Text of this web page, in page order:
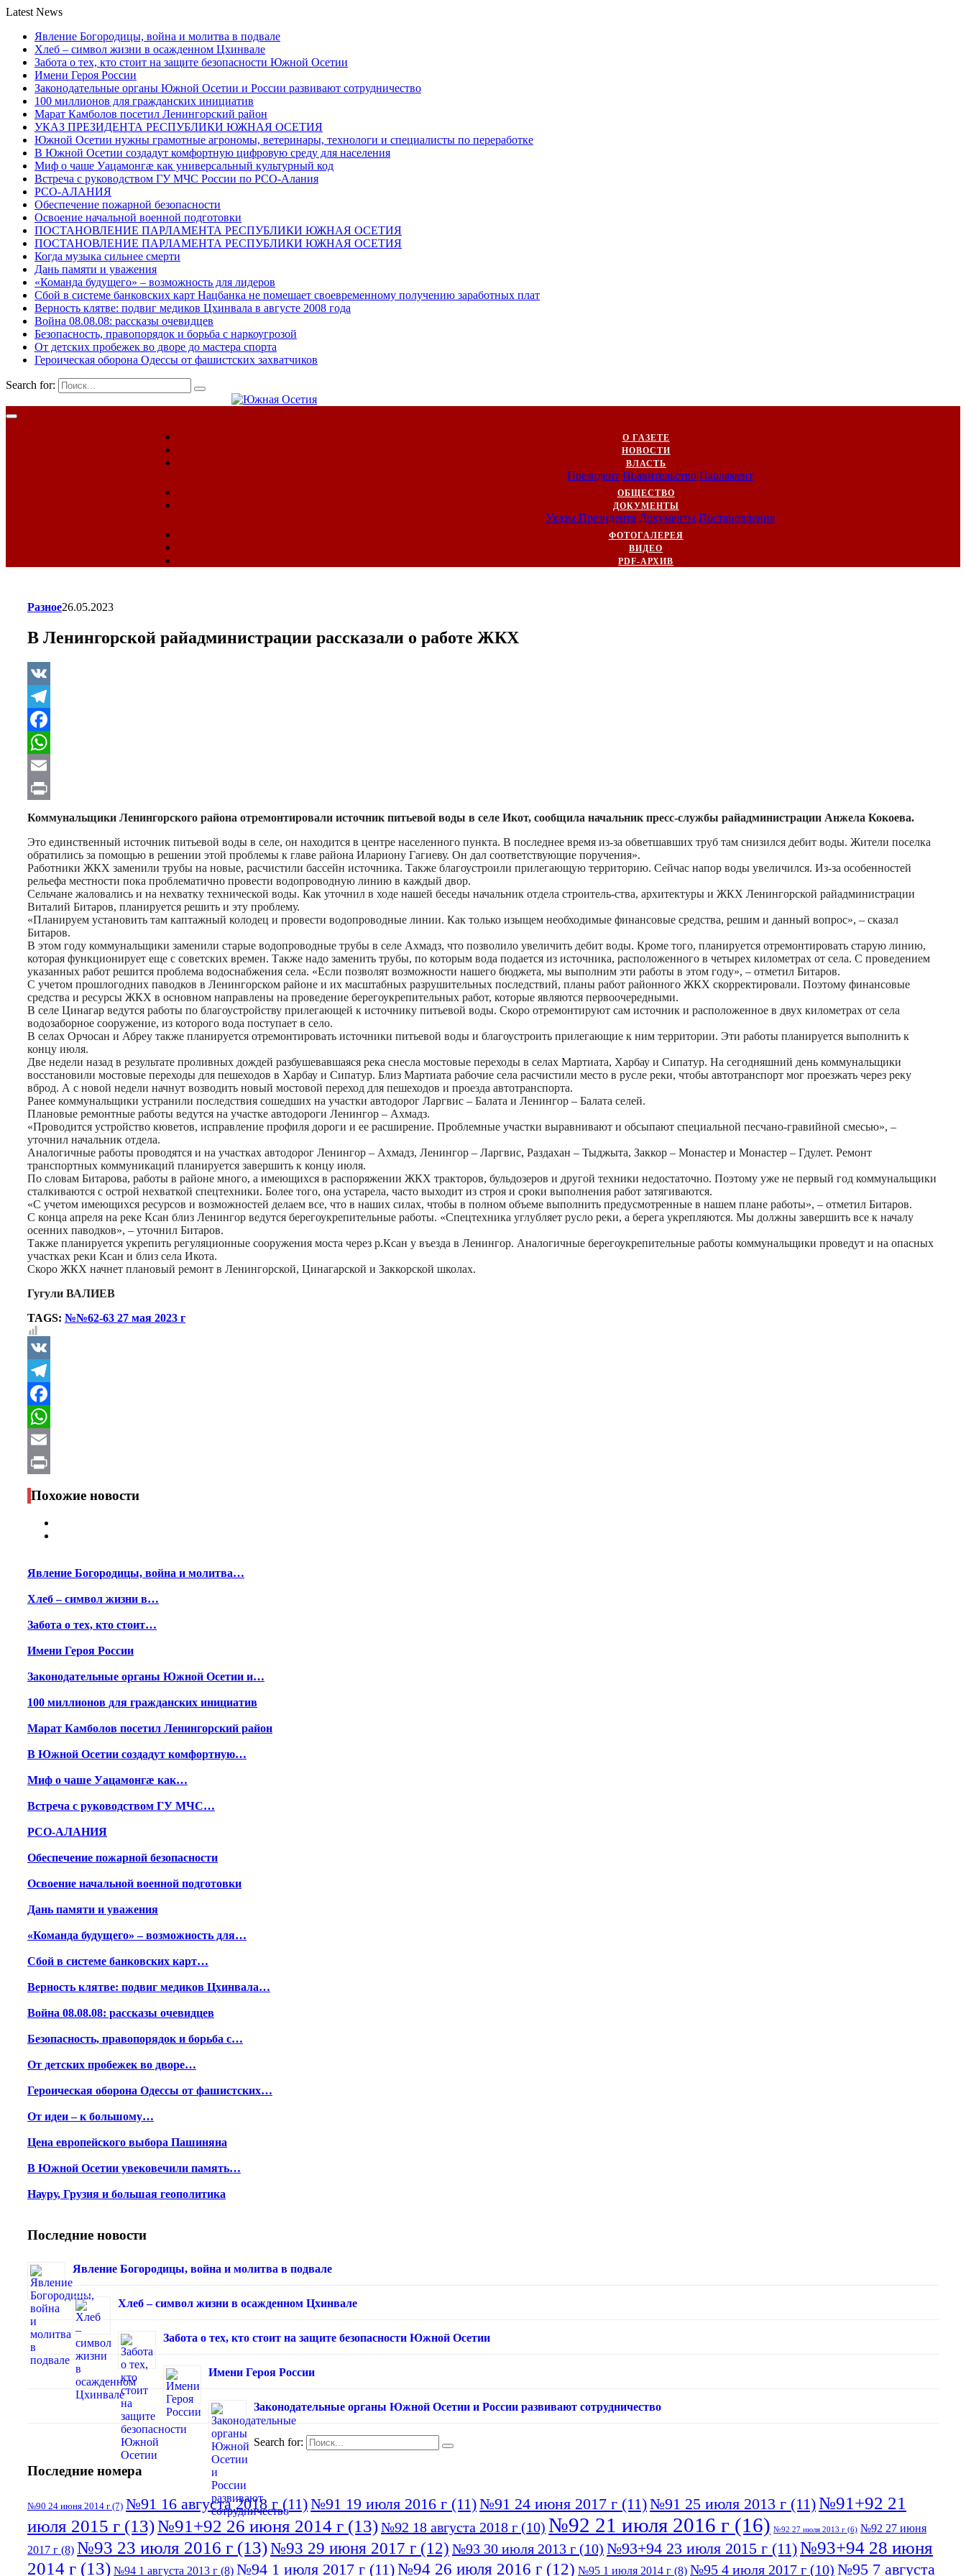
Latest News
Явление Богородицы, война и молитва в подвале
Хлеб – символ жизни в осажденном Цхинвале
Забота о тех, кто стоит на защите безопасности Южной Осетии
Имени Героя России
Законодательные органы Южной Осетии и России развивают сотрудничество
100 миллионов для гражданских инициатив
Марат Камболов посетил Ленингорский район
УКАЗ ПРЕЗИДЕНТА РЕСПУБЛИКИ ЮЖНАЯ ОСЕТИЯ
Южной Осетии нужны грамотные агрономы, ветеринары, технологи и специалисты по переработке
В Южной Осетии создадут комфортную цифровую среду для населения
Миф о чаше Уацамонгæ как универсальный культурный код
Встреча с руководством ГУ МЧС России по РСО-Алания
РСО-АЛАНИЯ
Обеспечение пожарной безопасности
Освоение начальной военной подготовки
ПОСТАНОВЛЕНИЕ ПАРЛАМЕНТА РЕСПУБЛИКИ ЮЖНАЯ ОСЕТИЯ
ПОСТАНОВЛЕНИЕ ПАРЛАМЕНТА РЕСПУБЛИКИ ЮЖНАЯ ОСЕТИЯ
Когда музыка сильнее смерти
Дань памяти и уважения
«Команда будущего» – возможность для лидеров
Сбой в системе банковских карт Нацбанка не помешает своевременному получению заработных плат
Верность клятве: подвиг медиков Цхинвала в августе 2008 года
Война 08.08.08: рассказы очевидцев
Безопасность, правопорядок и борьба с наркоугрозой
От детских пробежек во дворе до мастера спорта
Героическая оборона Одессы от фашистских захватчиков
Search for:
О ГАЗЕТЕ
НОВОСТИ
ВЛАСТЬ
Президент Правительство Парламент
ОБЩЕСТВО
ДОКУМЕНТЫ
Указы Президента Документы Постановления
ФОТОГАЛЕРЕЯ
ВИДЕО
PDF-АРХИВ
Разное26.05.2023
В Ленингорской райадминистрации рассказали о работе ЖКХ
VK
Telegram
Facebook
WhatsApp
Email
Print
Коммунальщики Ленингорского района отремонтировали источник питьевой воды в селе Икот, сообщила начальник пресс-службы райадминистрации Анжела Кокоева.
Это единственный источник питьевой воды в селе, он находится в центре населенного пункта. В последнее время из-за обветшавших труб там снизился дебит воды. Жители поселка
обратились за помощью в решении этой проблемы к главе района Илариону Гагиеву. Он дал соответствующие поручения».
Работники ЖКХ заменили трубы на новые, расчистили бассейн источника. Также благоустроили прилегающую территорию. Сейчас напор воды увеличился. Из-за особенностей
рельефа местности пока проблематично провести водопроводную линию в каждый двор.
Сельчане жаловались и на нехватку технической воды. Как уточнил в ходе нашей беседы начальник отдела строитель-ства, архитектуры и ЖКХ Ленингорской райадминистрации
Виталий Битаров, планируется решить и эту проблему.
«Планируем установить там каптажный колодец и провести водопроводные линии. Как только изыщем необходимые финансовые средства, решим и данный вопрос», – сказал
Битаров.
В этом году коммунальщики заменили старые водопроводные трубы в селе Ахмадз, что позволило увеличить дебит воды. Кроме того, планируется отремонтировать старую линию,
которая функционирует еще с советских времен. Также надо заменить трубы, по которым вода подается из источника, расположенного в четырех километрах от села. С проведением
указанных работ решится проблема водоснабжения села. «Если позволят возможности нашего бюджета, мы выполним эти работы в этом году», – отметил Битаров.
С учетом прошлогодних паводков в Ленингорском районе и их масштабных разрушительных последствий, планы работ районного ЖКХ скорректировали. Поэтому финансовые
средства и ресурсы ЖКХ в основном направлены на проведение берегоукрепительных работ, которые являются первоочередными.
В селе Цинагар ведутся работы по благоустройству прилегающей к источнику питьевой воды. Скоро отремонтируют сам источник и расположенное в двух километрах от села
водозаборное сооружение, из которого вода поступает в село.
В селах Орчосан и Абреу также планируется отремонтировать источники питьевой воды и благоустроить прилегающие к ним территории. Эти работы планируется выполнить к
концу июля.
Две недели назад в результате проливных дождей разбушевавшаяся река снесла мостовые переходы в селах Мартиата, Харбау и Сипатур. На сегодняшний день коммунальщики
восстановили мостовые переходы для пешеходов в Харбау и Сипатур. Близ Мартиата рабочие села расчистили место в русле реки, чтобы автотранспорт мог проезжать через реку
вброд. А с новой недели начнут возводить новый мостовой переход для пешеходов и проезда автотранспорта.
Ранее коммунальщики устранили последствия сошедших на участки автодорог Ларгвис – Балата и Ленингор – Балата селей.
Плановые ремонтные работы ведутся на участке автодороги Ленингор – Ахмадз.
«Проводится устройство кюветов, исправление профиля дороги и ее расширение. Проблемные участки выравнивают и обсыпают специальной песчано-гравийной смесью», –
уточнил начальник отдела.
Аналогичные работы проводятся и на участках автодорог Ленингор – Ахмадз, Ленингор – Ларгвис, Раздахан – Тыджыта, Заккор – Монастер и Монастер – Гдулет. Ремонт
транспортных коммуникаций планируется завершить к концу июля.
По словам Битарова, работы в районе много, а имеющихся в распоряжении ЖКХ тракторов, бульдозеров и другой техники недостаточно. Поэтому уже не первый год коммунальщики
сталкиваются с острой нехваткой спецтехники. Более того, она устарела, часто выходит из строя и сроки выполнения работ затягиваются.
«С учетом имеющихся ресурсов и возможностей делаем все, что в наших силах, чтобы в полном объеме выполнить предусмотренные в нашем плане работы», – отметил Битаров.
С конца апреля на реке Ксан близ Ленингор ведутся берегоукрепительные работы. «Спецтехника углубляет русло реки, а берега укрепляются. Мы должны завершить все к началу
осенних паводков», – уточнил Битаров.
Также планируется укрепить регуляционные сооружения моста через р.Ксан у въезда в Ленингор. Аналогичные берегоукрепительные работы коммунальщики проведут и на опасных
участках реки Ксан и близ села Икота.
Скоро ЖКХ начнет плановый ремонт в Ленингорской, Цинагарской и Заккорской школах.
Гугули ВАЛИЕВ
TAGS: №№62-63 27 мая 2023 г
VK
Telegram
Facebook
WhatsApp
Email
Print
Похожие новости
Явление Богородицы, война и молитва…
Хлеб – символ жизни в…
Забота о тех, кто стоит…
Имени Героя России
Законодательные органы Южной Осетии и…
100 миллионов для гражданских инициатив
Марат Камболов посетил Ленингорский район
В Южной Осетии создадут комфортную…
Миф о чаше Уацамонгæ как…
Встреча с руководством ГУ МЧС…
РСО-АЛАНИЯ
Обеспечение пожарной безопасности
Освоение начальной военной подготовки
Дань памяти и уважения
«Команда будущего» – возможность для…
Сбой в системе банковских карт…
Верность клятве: подвиг медиков Цхинвала…
Война 08.08.08: рассказы очевидцев
Безопасность, правопорядок и борьба с…
От детских пробежек во дворе…
Героическая оборона Одессы от фашистских…
От идеи – к большому…
Цена европейского выбора Пашиняна
В Южной Осетии увековечили память…
Науру, Грузия и большая геополитика
Последние новости
Явление Богородицы, война и молитва в подвале
Хлеб – символ жизни в осажденном Цхинвале
Забота о тех, кто стоит на защите безопасности Южной Осетии
Имени Героя России
Законодательные органы Южной Осетии и России развивают сотрудничество
Search for:
Последние номера
№90 24 июня 2014 г (7) №91 16 августа 2018 г (11)№91 19 июля 2016 г (11)№91 24 июня 2017 г (11)№91 25 июля 2013 г (11)№91+92 21
июля 2015 г (13)№91+92 26 июня 2014 г (13)№92 18 августа 2018 г (10) №92 21 июля 2016 г (16) №92 27 июля 2013 г (6) №92 27 июня
2017 г (8) №93 23 июля 2016 г (13)№93 29 июня 2017 г (12) №93 30 июля 2013 г (10) №93+94 23 июля 2015 г (11)№93+94 28 июня
2014 г (13) №94 1 августа 2013 г (8) №94 1 июля 2017 г (11)№94 26 июля 2016 г (12) №95 1 июля 2014 г (8) №95 4 июля 2017 г (10) №95 7 августа